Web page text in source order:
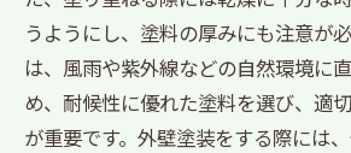
うようにし、塗料の厚みにも注意が
は、風雨や紫外線などの自然環境に
め、耐候性に優れた塗料を選び、適
が重要です。外壁塗装をする際には